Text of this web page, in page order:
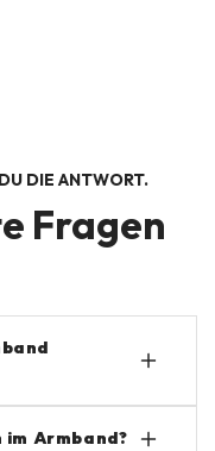
DIE ANTWORT.
Fragen
schweißfest,
Armband?